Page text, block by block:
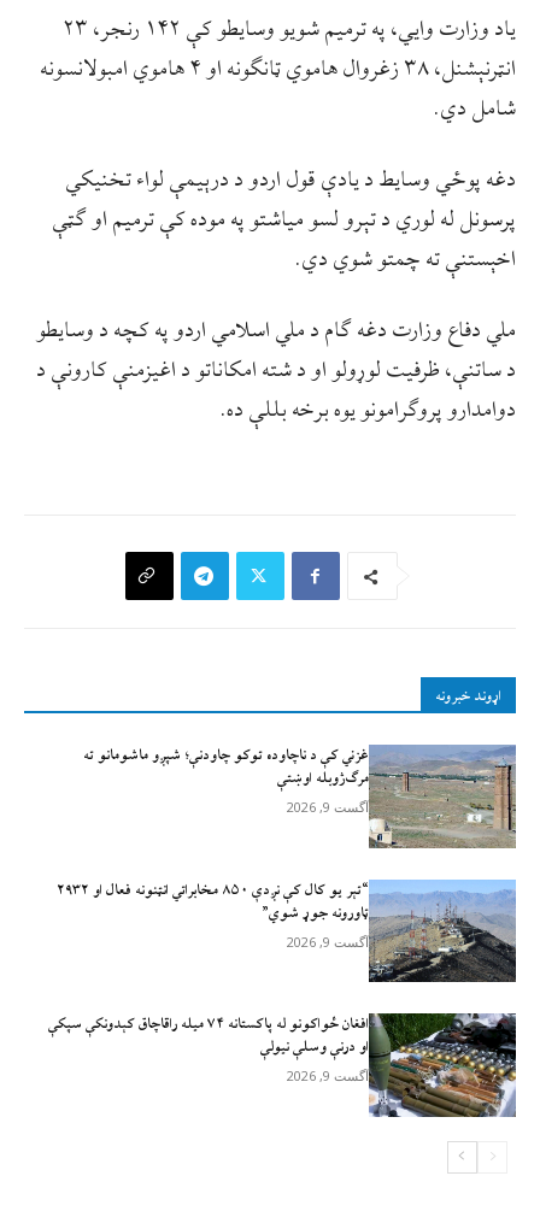
ياد وزارت وايي، په ترميم شويو وسايطو کې ۱۴۲ رنجر، ۲۳
انټرنېشنل، ۳۸ زغروال هاموي ټانګونه او ۴ هاموي امبولانسونه
شامل دي.
دغه پوځي وسايط د يادې قول اردو د درېيمې لواء تخنيکي
پرسونل له لوري د تېرو لسو میاشتو په موده کې ترميم او ګټې
اخېستنې ته چمتو شوي دي.
ملي دفاع وزارت دغه ګام د ملي اسلامي اردو په کچه د وسایطو
د ساتنې، ظرفیت لوړولو او د شته امکاناتو د اغيزمنې کارونې د
دوامدارو پروګرامونو یوه برخه بللې ده.
اړوند خبرونه
غزني کې د ناچاوده توکو چاودنې؛ شپږو ماشومانو ته
مرګ‌ژوبله اوښتې
آگست 9, 2026
“تېر يو کال کې نږدې ۸۵۰ مخابراتي انټنونه فعال او ۲۹۳۲
ټاورونه جوړ شوي”
آگست 9, 2026
افغان ځواکونو له پاکستانه ۷۴ میله راقاچاق کېدونکې سپکې
او درنې وسلې نیولې
آگست 9, 2026